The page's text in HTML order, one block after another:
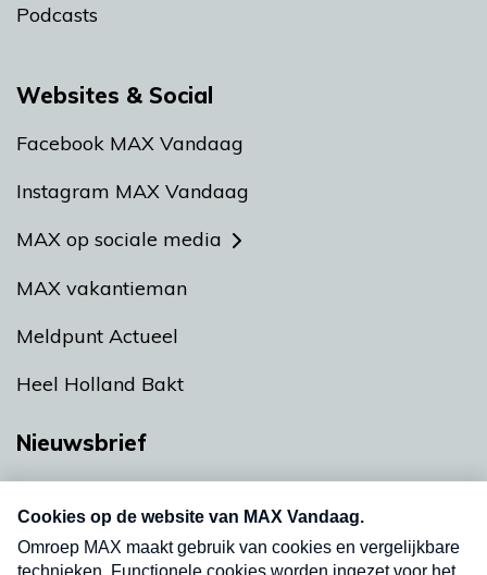
Podcasts
Websites & Social
Facebook MAX Vandaag
Instagram MAX Vandaag
MAX op sociale media
MAX vakantieman
Meldpunt Actueel
Heel Holland Bakt
Nieuwsbrief
nieuwsbrief. Elke vrijdag- en dinsdagochtend in
uw mailbox.